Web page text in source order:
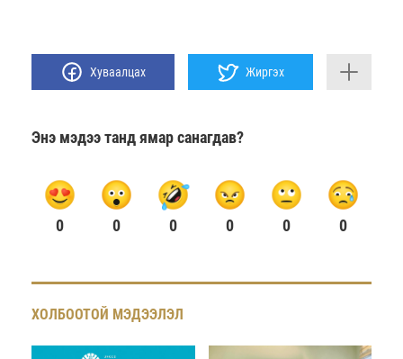
Хуваалцах Жиргэх
Энэ мэдээ танд ямар санагдав?
0 0 0 0 0 0
ХОЛБООТОЙ МЭДЭЭЛЭЛ